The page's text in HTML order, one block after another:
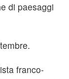
di paesaggi
franco-